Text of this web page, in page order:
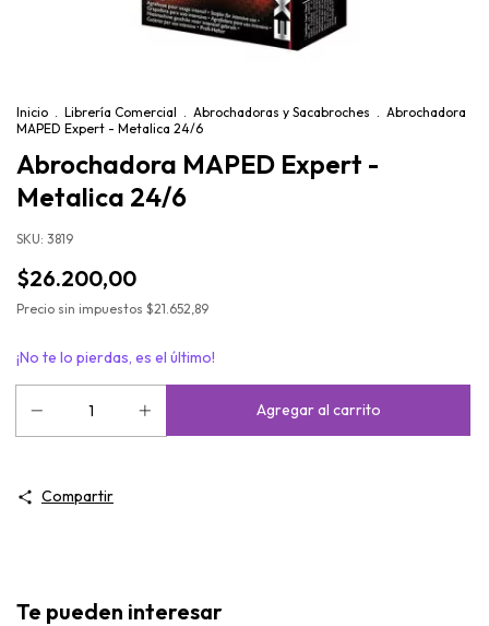
Inicio . Librería Comercial . Abrochadoras y Sacabroches . Abrochadora
MAPED Expert - Metalica 24/6
Abrochadora MAPED Expert -
Metalica 24/6
SKU: 3819
$26.200,00
Precio sin impuestos $21.652,89
¡No te lo pierdas, es el último!
Compartir
Te pueden interesar